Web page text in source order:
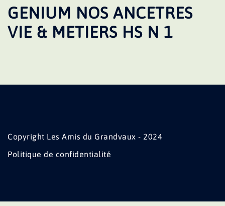
GENIUM NOS ANCETRES
VIE & METIERS HS N 1
Copyright Les Amis du Grandvaux - 2024
Politique de confidentialité